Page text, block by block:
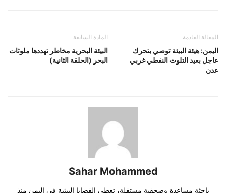
المادة السابقة
البيئة البحرية مخاطر تهددها ملوثات
البحر (الحلقة الثانية)
المقالة القادمة
اليمن: هيئة البيئة توصي بتحرك
عاجل بعيد التلوث النفطي غربي
عدن
Sahar Mohammed
باحثة مساعدة وصحفية مستقلة، تغطي القضايا البيئية في اليمن منذ